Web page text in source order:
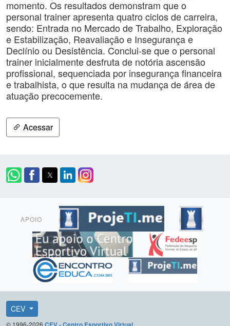
momento. Os resultados demonstram que o
personal trainer apresenta quatro ciclos de carreira,
sendo: Entrada no Mercado de Trabalho, Exploração
e Estabilização, Reavaliação e Insegurança e
Declínio ou Desistência. Conclui-se que o personal
trainer inicialmente desfruta de notória ascensão
profissional, sequenciada por insegurança financeira
e trabalhista, o que resulta na mudança de área de
atuação precocemente.
Acessar
APOIO
CEV
© 1996-2026